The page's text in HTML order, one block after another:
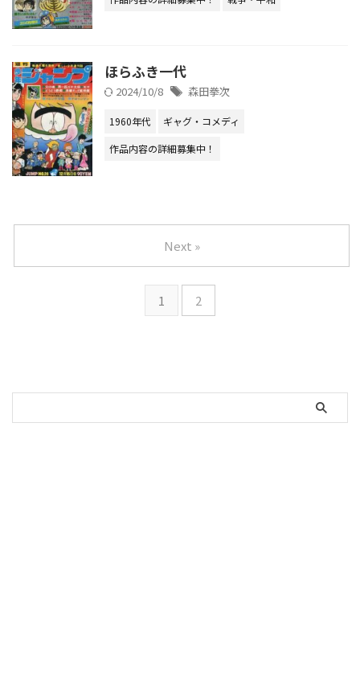
ほらふき一代
2024/10/8 森田拳次
1960年代
ギャグ・コメディ
作品内容の詳細募集中！
1 2
Next »